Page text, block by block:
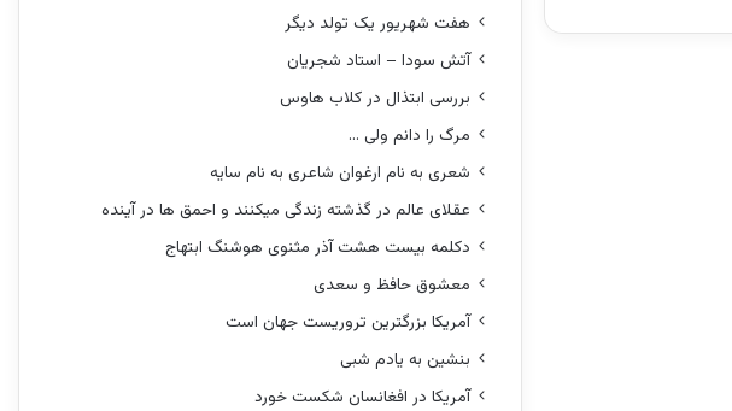
هفت شهریور یک تولد دیگر
آتش سودا – استاد شجریان
بررسی ابتذال در کلاب هاوس
مرگ را دانم ولی …
شعری به نام ارغوان شاعری به نام سایه
عقلای عالم در گذشته زندگی میکنند و احمق ها در آینده
دکلمه بیست هشت آذر مثنوی هوشنگ ابتهاج
معشوق حافظ و سعدی
آمریکا بزرگترین تروریست جهان است
بنشین به یادم شبی
آمریکا در افغانسان شکست خورد